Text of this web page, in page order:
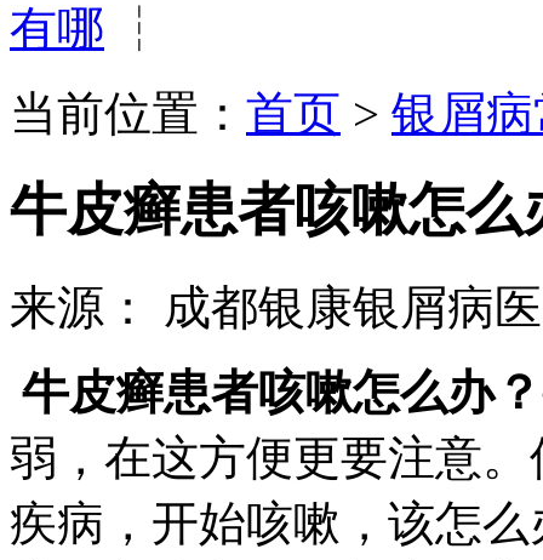
有哪 ┆
当前位置： 首页 > 银屑
牛皮癣患者咳嗽怎么
来源： 成都银康银屑病
牛皮癣患者咳嗽怎么办？
弱，在这方便更要注意
疾病，开始咳嗽，该怎